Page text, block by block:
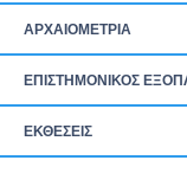
ΑΡΧΑΙΟΜΕΤΡΙΑ
ΕΠΙΣΤΗΜΟΝΙΚΟΣ
ΕΚΘΕΣΕΙΣ